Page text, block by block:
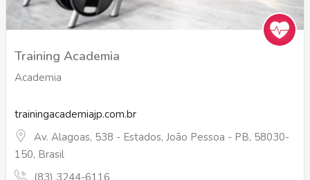
Training Academia
Academia
trainingacademiajp.com.br
Av. Alagoas, 538 - Estados, João Pessoa - PB, 58030-
150, Brasil